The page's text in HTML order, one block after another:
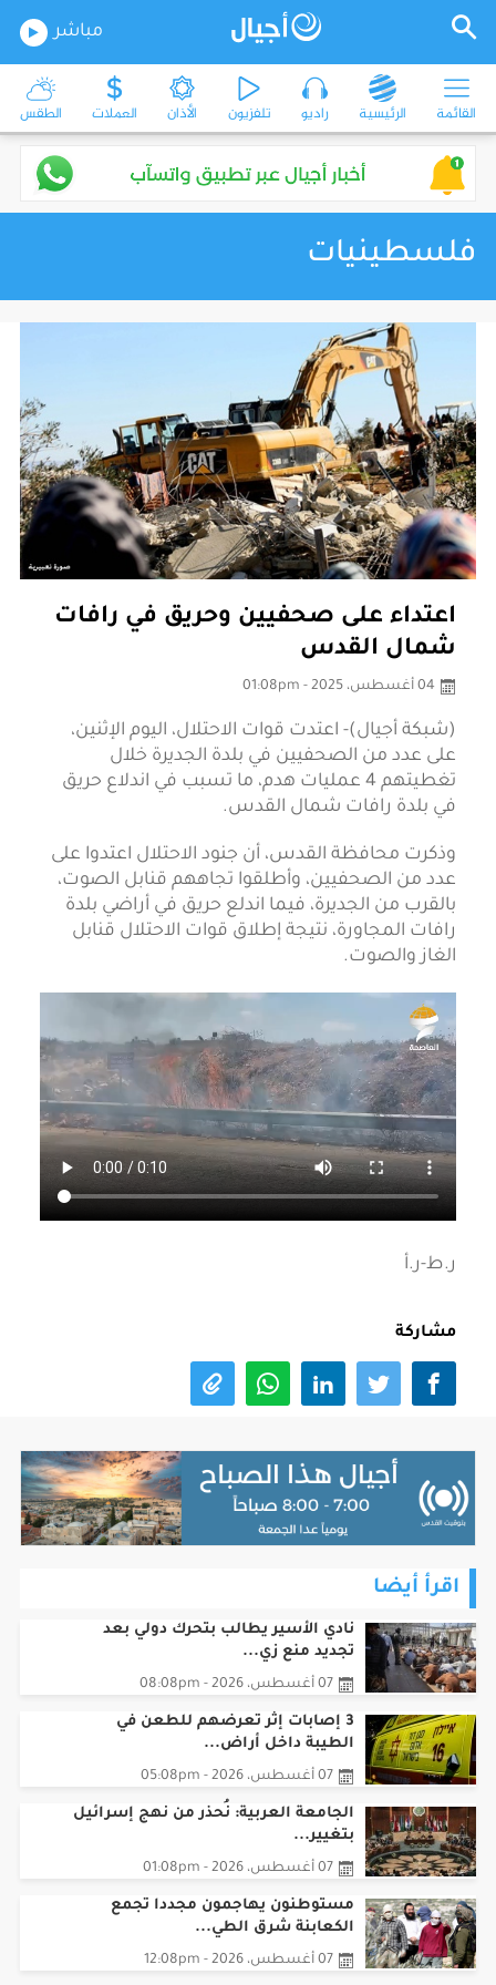
مباشر
القائمة الرئيسية راديو تلفزيون الأذان العملات الطقس
فلسطينيات
اعتداء على صحفيين وحريق في رافات
شمال القدس
04 أغسطس، 2025 - 01:08pm
(شبكة أجيال)- اعتدت قوات الاحتلال، اليوم الإثنين،
على عدد من الصحفيين في بلدة الجديرة خلال
تغطيتهم 4 عمليات هدم، ما تسبب في اندلاع حريق
في بلدة رافات شمال القدس.
وذكرت محافظة القدس، أن جنود الاحتلال اعتدوا على
عدد من الصحفيين، وأطلقوا تجاههم قنابل الصوت،
بالقرب من الجديرة، فيما اندلع حريق في أراضي بلدة
رافات المجاورة، نتيجة إطلاق قوات الاحتلال قنابل
الغاز والصوت.
ر.ط-ر.أ
مشاركة
اقرأ أيضا
نادي الأسير يطالب بتحرك دولي بعد
تجديد منع زي...
07 أغسطس، 2026 - 08:08pm
3 إصابات إثر تعرضهم للطعن في
الطيبة داخل أراض...
07 أغسطس، 2026 - 05:08pm
الجامعة العربية: نُحذر من نهج إسرائيل
بتغيير...
07 أغسطس، 2026 - 01:08pm
مستوطنون يهاجمون مجددا تجمع
الكعابنة شرق الطي...
07 أغسطس، 2026 - 12:08pm